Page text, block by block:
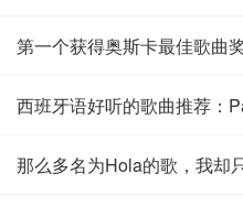
第一个获得奥斯卡最佳歌曲
西班牙语好听的歌曲推荐：
那么多名为Hola的歌，我却